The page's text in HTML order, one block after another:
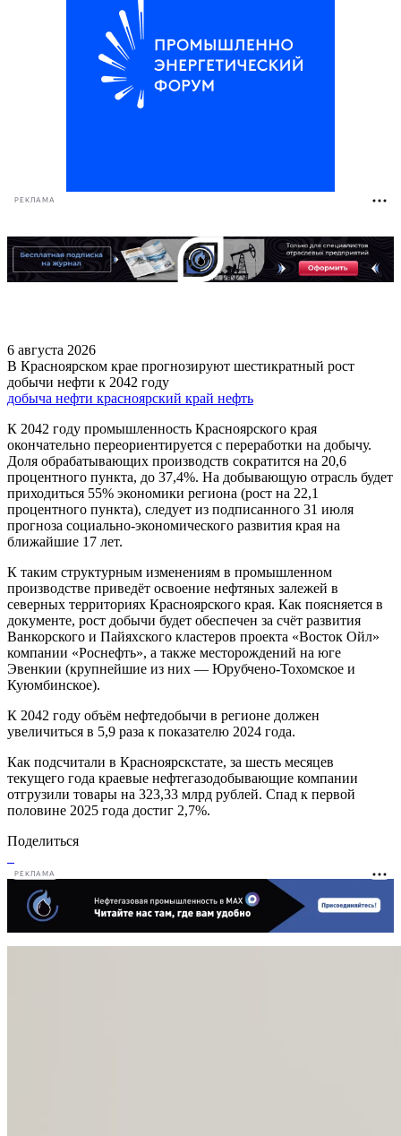
РЕКЛАМА
6 августа 2026
В Красноярском крае прогнозируют шестикратный рост
добычи нефти к 2042 году
добыча нефти красноярский край нефть
К 2042 году промышленность Красноярского края
окончательно переориентируется с переработки на добычу.
Доля обрабатывающих производств сократится на 20,6
процентного пункта, до 37,4%. На добывающую отрасль будет
приходиться 55% экономики региона (рост на 22,1
процентного пункта), следует из подписанного 31 июля
прогноза социально-экономического развития края на
ближайшие 17 лет.
К таким структурным изменениям в промышленном
производстве приведёт освоение нефтяных залежей в
северных территориях Красноярского края. Как поясняется в
документе, рост добычи будет обеспечен за счёт развития
Ванкорского и Пайяхского кластеров проекта «Восток Ойл»
компании «Роснефть», а также месторождений на юге
Эвенкии (крупнейшие из них — Юрубчено-Тохомское и
Куюмбинское).
К 2042 году объём нефтедобычи в регионе должен
увеличиться в 5,9 раза к показателю 2024 года.
Как подсчитали в Красноярскстате, за шесть месяцев
текущего года краевые нефтегазодобывающие компании
отгрузили товары на 323,33 млрд рублей. Спад к первой
половине 2025 года достиг 2,7%.
Поделиться
РЕКЛАМА